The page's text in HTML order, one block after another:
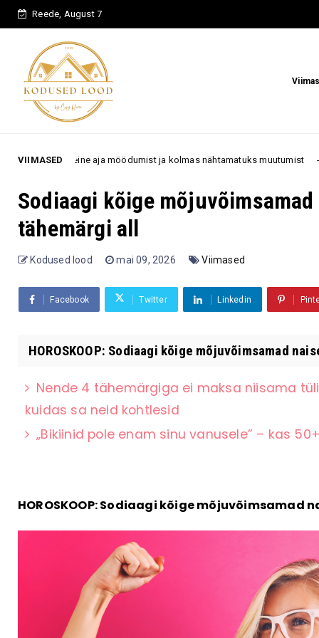
Reede, August 7
VIIMASED
möödumist ja kolmas nähtamatuks muutumist 70+ „Ma olen
Sodiaagi kõige
tähemärgi all
Kodused lood mai 09, 2026 Viimased
Facebook Twitter Linkedin
HOROSKOOP: Sodiaagi kõige mõjuvõimsamad
Nende 4 tähemärgiga ei maksa niisama
kuidas sa neid kohtlesid
„Bikiinid pole enam sinu vanusele” – kas
HOROSKOOP: Sodiaagi kõige mõjuvõimsamad